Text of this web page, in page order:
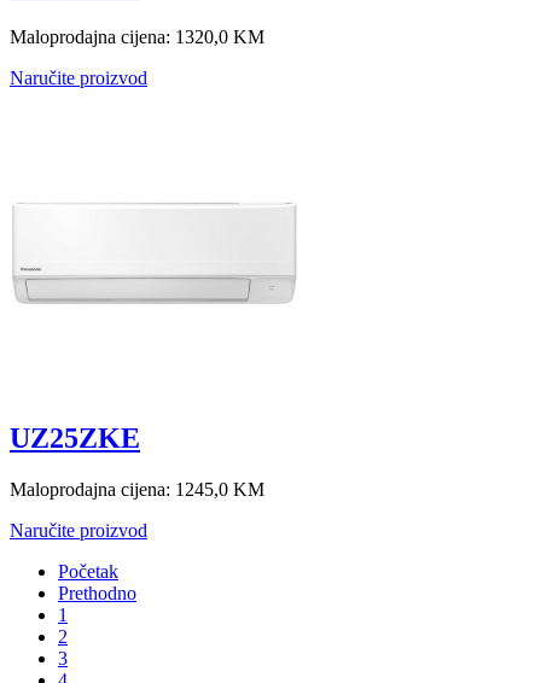
Maloprodajna cijena: 1320,0 KM
Naručite proizvod
UZ25ZKE
Maloprodajna cijena: 1245,0 KM
Naručite proizvod
Početak
Prethodno
1
2
3